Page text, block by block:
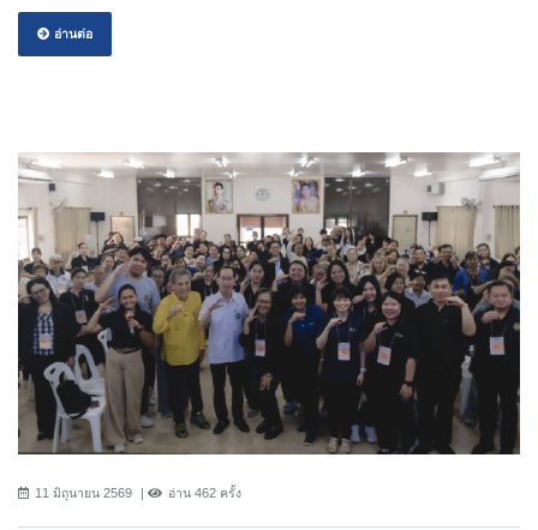
อ่านต่อ
11 มิถุนายน 2569 อ่าน 462 ครั้ง